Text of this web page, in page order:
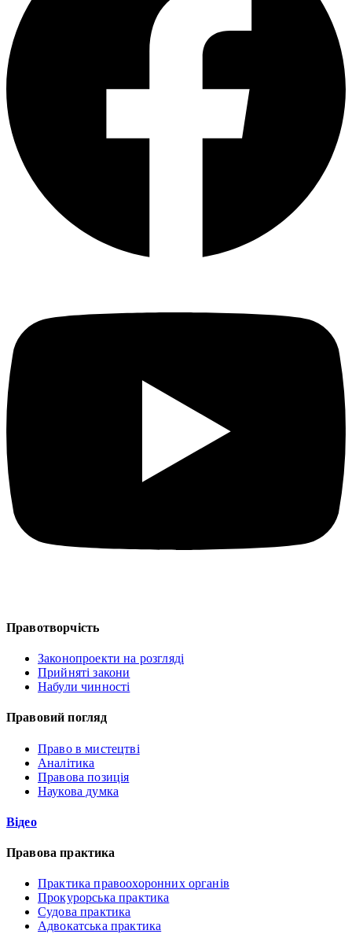
Правотворчість
Законопроекти на розгляді
Прийняті закони
Набули чинності
Правовий погляд
Право в мистецтві
Аналітика
Правова позиція
Наукова думка
Відео
Правова практика
Практика правоохоронних органів
Прокурорська практика
Судова практика
Адвокатська практика